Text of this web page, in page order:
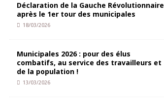
Déclaration de la Gauche Révolutionnaire
après le 1er tour des municipales
18/03/2026
Municipales 2026 : pour des élus
combatifs, au service des travailleurs et
de la population !
13/03/2026